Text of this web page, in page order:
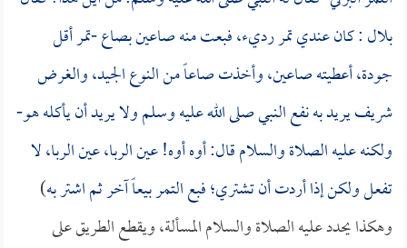
بلال: كان عندي تمر رديء، فبعت منه صاعين بصاع -تمر أقل
جودة، أعطيته صاعين، وأخذت صاعاً من النوع الجيد، والغرض
شريف يريد به نفع النبي صلى الله عليه وسلم ولا يريد أن يأكله هو-
ولكنه عليه الصلاة والسلام قال: أوه أوه! عين الربا، عين الربا، لا
تفعل ولكن إذا أردت أن تشتري؛ فبع التمر بيعاً آخر ثم اشتر به)
وهكذا يحدد عليه الصلاة والسلام المسألة، ويقطع الطريق على